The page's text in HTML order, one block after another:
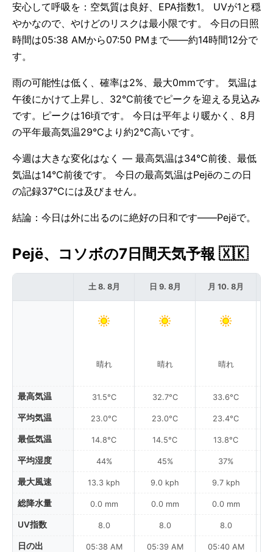
安心して呼吸を：空気質は良好、EPA指数1。 UVが1と穏
やかなので、やけどのリスクは最小限です。 今日の日照
時間は05:38 AMから07:50 PMまで——約14時間12分で
す。
雨の可能性は低く、確率は2%、最大0mmです。 気温は
午後にかけて上昇し、32°C前後でピークを迎える見込み
です。ピークは16頃です。 今日は平年より暖かく、8月
の平年最高気温29°Cより約2°C高いです。
今週は大きな変化はなく — 最高気温は34°C前後、最低
気温は14°C前後です。 今日の最高気温はPejëのこの日
の記録37°Cには及びません。
結論：今日は外に出るのに絶好の日和です——Pejëで。
Pejë、コソボの7日間天気予報 🇽🇰
最高気温
平均気温
最低気温
平均湿度
最大風速
総降水量
UV指数
日の出
土 8. 8月
晴れ
31.5°C
23.0°C
14.8°C
44%
13.3 kph
0.0 mm
8.0
05:38 AM
日 9. 8月
晴れ
32.7°C
23.0°C
14.5°C
45%
9.0 kph
0.0 mm
8.0
05:39 AM
月 10. 8月
晴れ
33.6°C
23.4°C
13.8°C
37%
9.7 kph
0.0 mm
8.0
05:40 AM